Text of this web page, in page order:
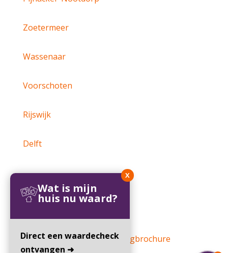
Zoetermeer
Wassenaar
Voorschoten
Rijswijk
Delft
Website door:Online Woningbrochure
Wat is mijn
huis nu waard?
Direct een waardecheck
ontvangen ➜
X